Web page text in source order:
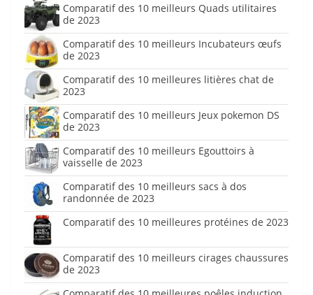
Comparatif des 10 meilleurs Quads utilitaires
de 2023
Comparatif des 10 meilleurs Incubateurs œufs
de 2023
Comparatif des 10 meilleures litières chat de
2023
Comparatif des 10 meilleurs Jeux pokemon DS
de 2023
Comparatif des 10 meilleurs Egouttoirs à
vaisselle de 2023
Comparatif des 10 meilleurs sacs à dos
randonnée de 2023
Comparatif des 10 meilleures protéines de 2023
Comparatif des 10 meilleurs cirages chaussures
de 2023